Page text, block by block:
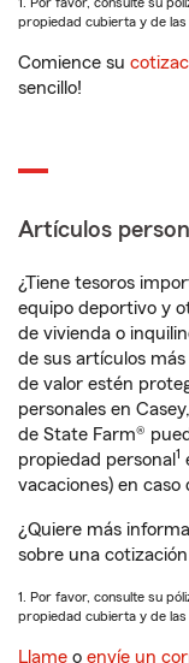
propiedad cubierta y de
Comience su
sencillo!
Artículos
¿Tiene tesoros
equipo deportivo y
de vivienda o
de sus artículos
de valor estén
personales en
de State Farm®
propiedad personal 1
vacaciones) en
¿Quiere más
sobre una
1. Por favor, consulte su
propiedad cubierta y de
Llame o envíe un